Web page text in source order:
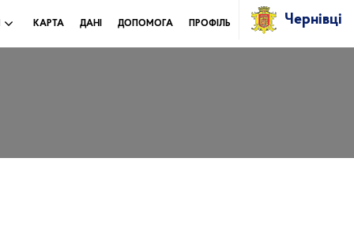
КАРТА ДАНІ ДОПОМОГА ПРОФІЛЬ Чернівці